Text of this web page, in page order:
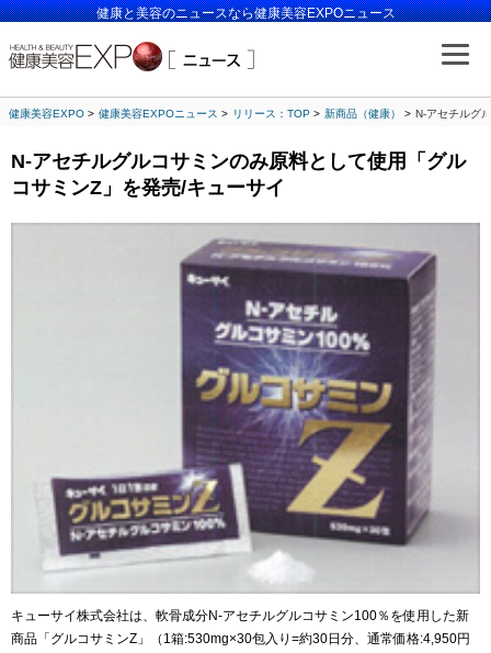
健康と美容のニュースなら健康美容EXPOニュース
健康美容EXPO 健康美容EXPOニュース リリース：TOP 新商品（健康） N-アセチルグ
N-アセチルグルコサミンのみ原料として使用「グル
コサミンZ」を発売/キューサイ
キューサイ株式会社は、軟骨成分N‐アセチルグルコサミン100％を使用した新
商品「グルコサミンZ」（1箱:530mg×30包入り=約30日分、通常価格:4,950円